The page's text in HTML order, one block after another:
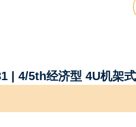
| 4/5th经济型 4U机架